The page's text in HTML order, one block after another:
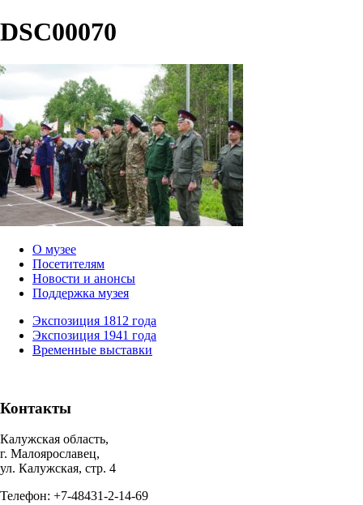
DSC00070
О музее
Посетителям
Новости и анонсы
Поддержка музея
Экспозиция 1812 года
Экспозиция 1941 года
Временные выставки
Контакты
Калужская область,
г. Малоярославец,
ул. Калужская, стр. 4
Телефон: +7-48431-2-14-69